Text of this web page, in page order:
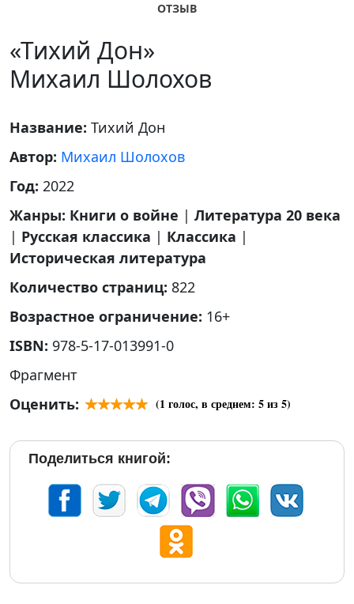
ОТЗЫВ
«Тихий Дон»
Михаил Шолохов
Название: Тихий Дон
Автор: Михаил Шолохов
Год: 2022
Жанры: Книги о войне | Литература 20 века
| Русская классика | Классика |
Историческая литература
Количество страниц: 822
Возрастное ограничение: 16+
ISBN: 978-5-17-013991-0
Фрагмент
Оценить:
(1 голос, в среднем: 5из 5)
Поделиться книгой: